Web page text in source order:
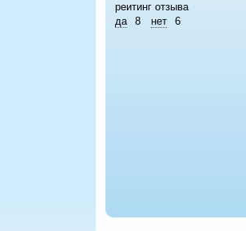
реитинг отзыва
да
8 нет 6